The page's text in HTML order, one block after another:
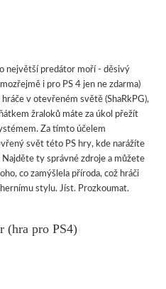
největší predátor moří - děsivý
i pro PS 4 jen ne zdarma)
v otevřeném světě (ShaRkPG),
žraloků máte za úkol přežít
Za tímto účelem
svět této PS hry, kde narážíte
ty správné zdroje a můžete
co zamýšlela příroda, což hráči
stylu. Jíst. Prozkoumat.
(hra pro PS4)